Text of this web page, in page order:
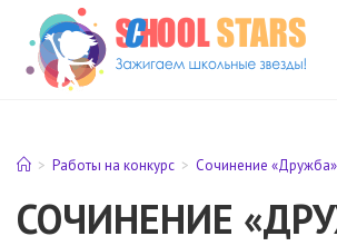
Перейти
содержимому
> Работы на конкурс > Сочинение «Дружба»
СОЧИНЕНИЕ